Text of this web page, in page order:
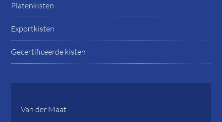
Platenkisten
Exportkisten
Gecertificeerde kisten
Van der Maat